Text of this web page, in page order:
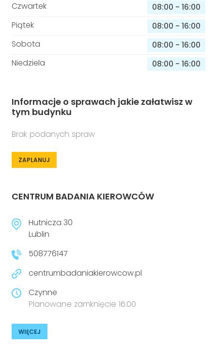
Czwartek
08:00 - 16:00
Piątek
08:00 - 16:00
Sobota
08:00 - 16:00
Niedziela
08:00 - 16:00
Informacje o sprawach jakie załatwisz w
tym budynku
Brak podanych spraw
ZAPLANUJ
CENTRUM BADANIA KIEROWCÓW
Hutnicza 30
Lublin
508776147
centrumbadaniakierowcow.pl
Czynne
Planowane zamknięcie 16:00
WIĘCEJ